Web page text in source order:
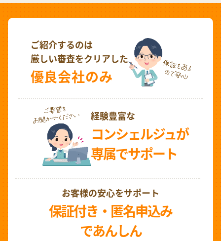
ご紹介するのは
厳しい審査をクリアした
優良会社のみ
経験豊富な
コンシェルジュが
専属でサポート
お客様の安心をサポート
保証付き・匿名申込み
であんしん